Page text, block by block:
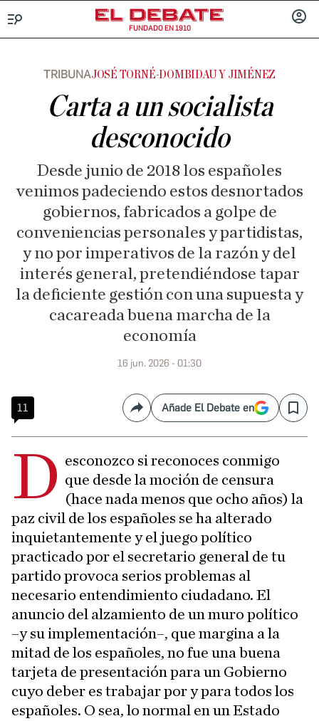
FUNDADO EN 1910
TRIBUNAJOSÉ TORNÉ-DOMBIDAU Y JIMÉNEZ
Carta a un socialista
desconocido
Desde junio de 2018 los españoles
venimos padeciendo estos desnortados
gobiernos, fabricados a golpe de
conveniencias personales y partidistas,
y no por imperativos de la razón y del
interés general, pretendiéndose tapar
la deficiente gestión con una supuesta y
cacareada buena marcha de la
economía
16 jun. 2026 - 01:30
11 CompartirAñade El Debate en Save
D esconozco si reconoces conmigo
que desde la moción de censura
(hace nada menos que ocho años) la
paz civil de los españoles se ha alterado
inquietantemente y el juego político
practicado por el secretario general de tu
partido provoca serios problemas al
necesario entendimiento ciudadano. El
anuncio del alzamiento de un muro político
–y su implementación–, que margina a la
mitad de los españoles, no fue una buena
tarjeta de presentación para un Gobierno
cuyo deber es trabajar por y para todos los
españoles. O sea, lo normal en un Estado